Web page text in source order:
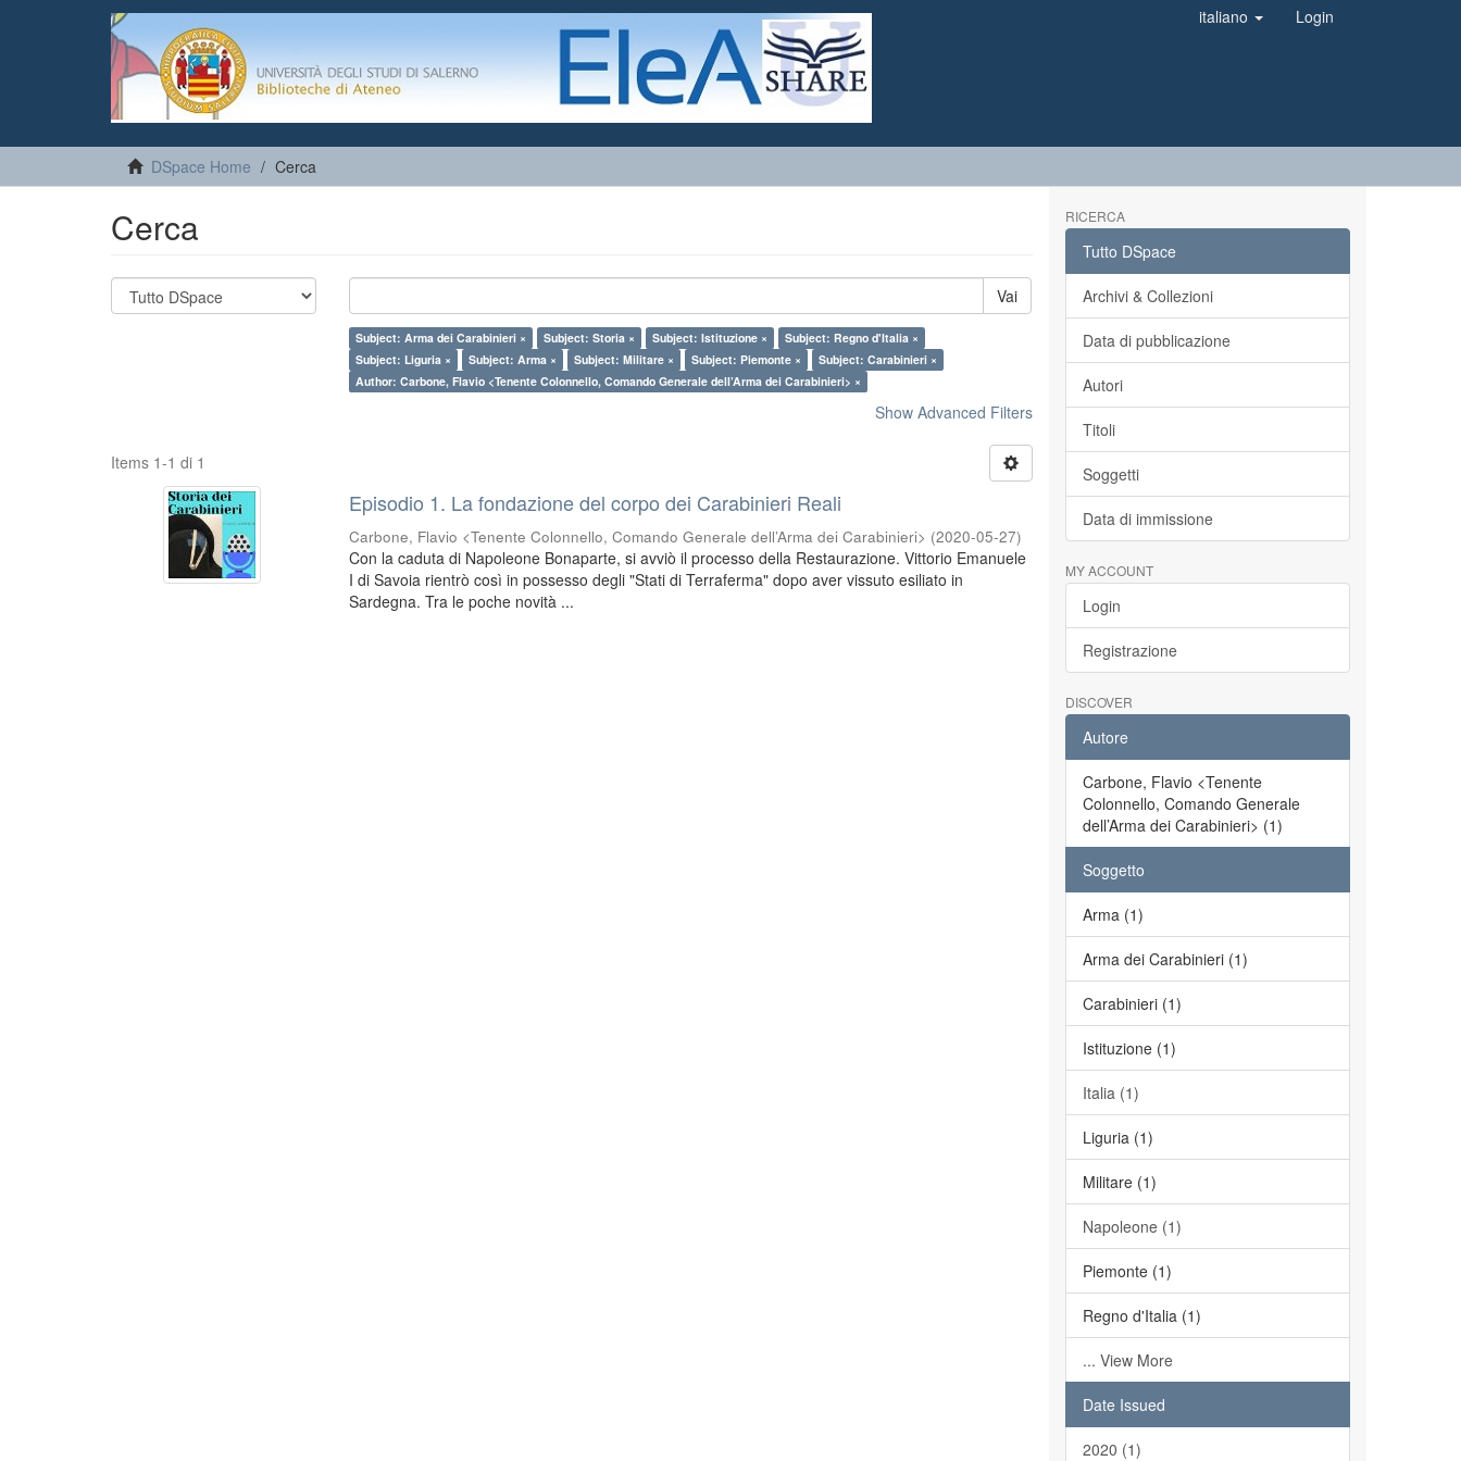
italiano Login
DSpace Home Cerca
Cerca
Vai
Subject: Arma dei Carabinieri × Subject: Storia × Subject: Istituzione ×
Subject: Regno d'Italia ×
Subject: Liguria ×
Subject: Arma × Subject: Militare × Subject: Piemonte ×
Subject: Carabinieri ×
Author: Carbone, Flavio <Tenente Colonnello, Comando Generale dell’Arma dei Carabinieri> ×
Show Advanced Filters
Items 1-1 di 1
Episodio 1. La fondazione del corpo dei Carabinieri Reali
Carbone, Flavio <Tenente Colonnello, Comando Generale dell’Arma dei Carabinieri> (2020-05-27)
Con la caduta di Napoleone Bonaparte, si avviò il processo della Restaurazione. Vittorio Emanuele
I di Savoia rientrò così in possesso degli "Stati di Terraferma" dopo aver vissuto esiliato in
Sardegna. Tra le poche novità ...
RICERCA
Tutto DSpace
Archivi & Collezioni
Data di pubblicazione
Autori
Titoli
Soggetti
Data di immissione
MY ACCOUNT
Login
Registrazione
DISCOVER
Autore
Carbone, Flavio <Tenente
Colonnello, Comando Generale
dell’Arma dei Carabinieri> (1)
Soggetto
Arma (1)
Arma dei Carabinieri (1)
Carabinieri (1)
Istituzione (1)
Italia (1)
Liguria (1)
Militare (1)
Napoleone (1)
Piemonte (1)
Regno d'Italia (1)
... View More
Date Issued
2020 (1)